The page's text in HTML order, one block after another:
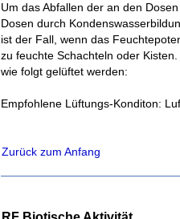
Um das Abfallen der an den
Dosen durch
ist der Fall, wenn das
zu feuchte Schachteln oder
wie folgt gelüftet werden:
Empfohlene Lüftungs-Konditon:
Zurück zum Anfang